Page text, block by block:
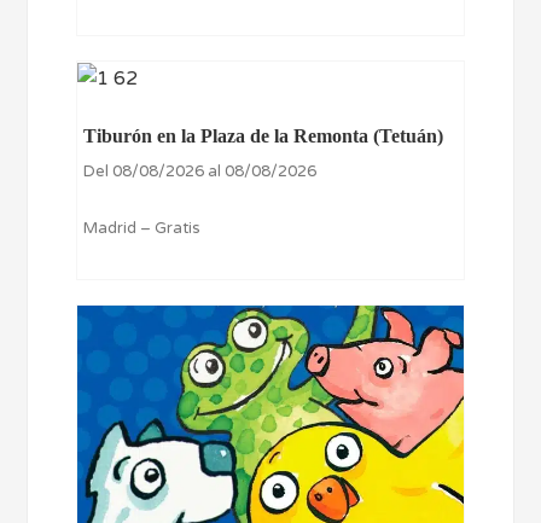
Tiburón en la Plaza de la Remonta (Tetuán)
Del 08/08/2026 al 08/08/2026
Madrid – Gratis